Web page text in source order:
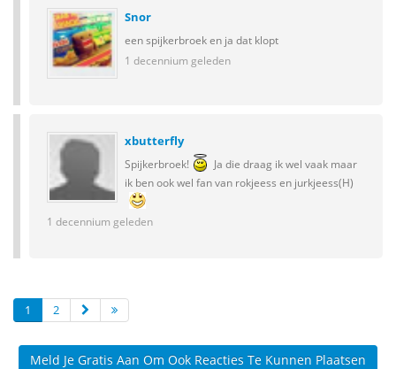
Snor
een spijkerbroek en ja dat klopt
1 decennium geleden
xbutterfly
Spijkerbroek!
Ja die draag ik wel vaak maar
ik ben ook wel fan van rokjeess en jurkjeess(H)
1 decennium geleden
1 2
Meld Je Gratis Aan Om Ook Reacties Te Kunnen Plaatsen